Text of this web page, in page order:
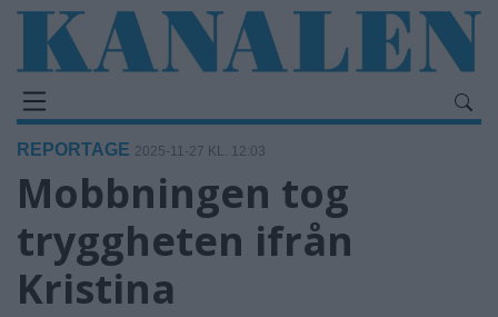
REPORTAGE 2025-11-27 KL. 12:03
Mobbningen tog
tryggheten ifrån
Kristina